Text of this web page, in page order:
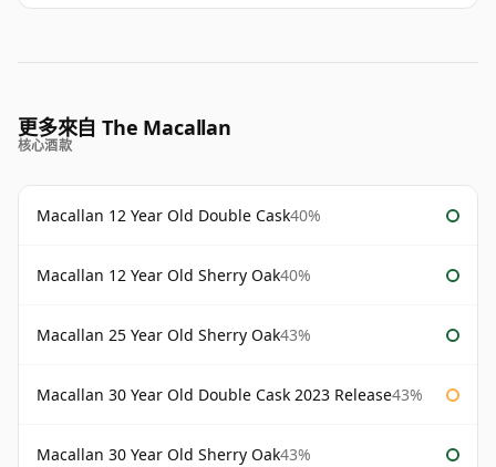
更多來自 The Macallan
核心酒款
Macallan 12 Year Old Double Cask40%
Macallan 12 Year Old Sherry Oak40%
Macallan 25 Year Old Sherry Oak43%
Macallan 30 Year Old Double Cask 2023 Release43%
Macallan 30 Year Old Sherry Oak43%